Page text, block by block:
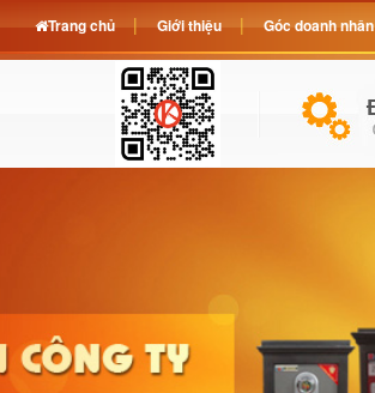
Trang chủ Giới thiệu Góc doanh nhân